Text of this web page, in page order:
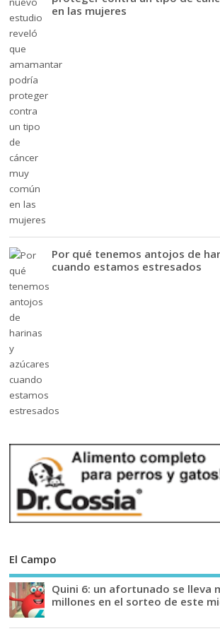
en las mujeres
Por qué tenemos antojos de
cuando estamos estresados
El Campo
Quini 6: un afortunado se lleva
millones en el sorteo de este